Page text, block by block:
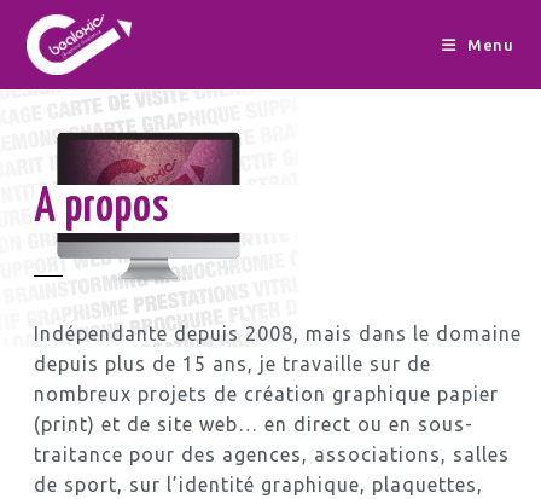
Menu
A propos
Indépendante depuis 2008, mais dans le domaine
depuis plus de 15 ans, je travaille sur de
nombreux projets de création graphique papier
(print) et de site web… en direct ou en sous-
traitance pour des agences, associations, salles
de sport, sur l’identité graphique, plaquettes,